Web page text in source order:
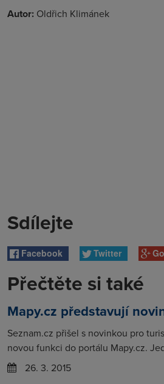
Autor: Oldřich Klimánek
Sdílejte
Facebook Twitter
Přečtěte si také
Mapy.cz představují
Seznam.cz přišel s novinkou pro
novou funkci do portálu Mapy.cz.
26. 3. 2015